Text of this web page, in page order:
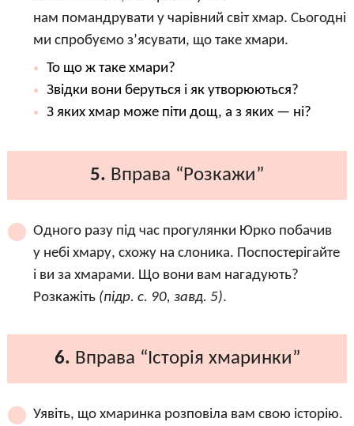
нам помандрувати у чарівний світ хмар. Сьогодні
ми спробуємо з’ясувати, що таке хмари.
То що ж таке хмари?
Звідки вони беруться і як утворюються?
З яких хмар може піти дощ, а з яких — ні?
5. Вправа “Розкажи”
Одного разу під час прогулянки Юрко побачив
у небі хмару, схожу на слоника. Поспостерігайте
і ви за хмарами. Що вони вам нагадують?
Розкажіть (підр. с. 90, завд. 5).
6. Вправа “Історія хмаринки”
Уявіть, що хмаринка розповіла вам свою історію.